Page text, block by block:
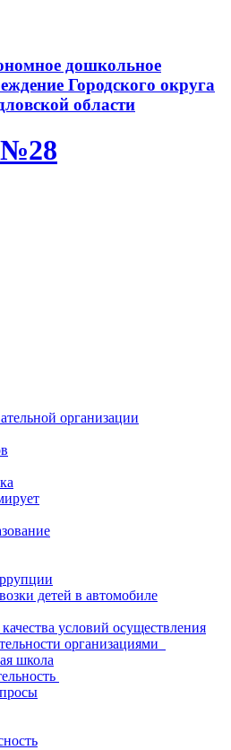
дошкольное
Городского округа
области
№28
организации
детей в автомобиле
условий осуществления
организациями
школа